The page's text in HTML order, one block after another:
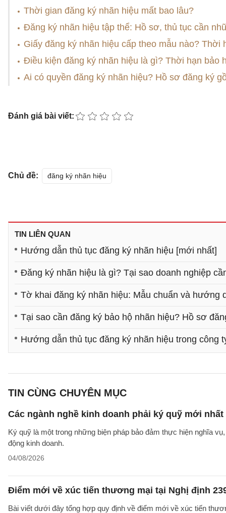
Thời gian đăng ký nhãn hiệu mất bao lâu?
Đăng ký nhãn hiệu tập thể: Hồ sơ, thủ tục cần
Giấy đăng ký nhãn hiệu cấp theo mẫu nào? Thời
Điều kiện đăng ký nhãn hiệu là gì? Thời hạn bảo
Ai có quyền đăng ký nhãn hiệu? Hồ sơ đăng ký
Đánh giá bài viết:
Chủ đề: đăng ký nhãn hiệu
TIN LIÊN QUAN
Hướng dẫn thủ tục đăng ký nhãn hiệu [mới nhất]
Đăng ký nhãn hiệu là gì? Tại sao doanh nghiệp
Tờ khai đăng ký nhãn hiệu: Mẫu chuẩn và hướng
Tại sao cần đăng ký bảo hộ nhãn hiệu? Hồ sơ
Hướng dẫn thủ tục đăng ký nhãn hiệu trong công
TIN CÙNG CHUYÊN MỤC
Các ngành nghề kinh doanh phải ký quỹ mới nhất
Ký quỹ là một trong những biện pháp bảo đảm thực hiện nghĩa
động kinh doanh.
04/08/2026
Điểm mới về xúc tiến thương mại tại Nghị định
Bài viết dưới đây tổng hợp quy định về điểm mới về xúc tiến